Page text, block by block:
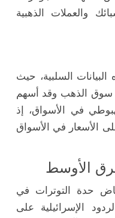
والعملات الذهبية
السلبية، حيث
سوق الذهب وقد أسهم
في الأسواق، إذ
الأسعار في الأسواق
الأوسط
حدة التوترات في
الإسرائيلية على